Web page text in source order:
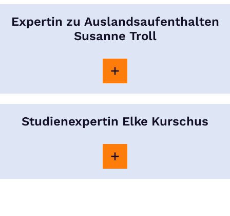
Expertin zu Auslandsaufenthalten
Susanne Troll
Studienexpertin Elke Kurschus